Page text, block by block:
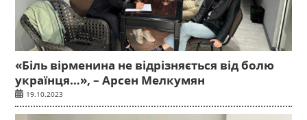
«Біль вірменина не відрізняється від болю
українця…», – Арсен Мелкумян
19.10.2023